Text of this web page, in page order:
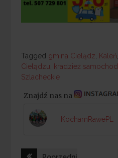
Tagged
Tagged gmina Cielądz, Kaleń,
Cielądzu, kradzież
Szlacheckie
Znajdź nas na
KochamRawePL